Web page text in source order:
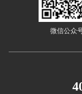
微信公众